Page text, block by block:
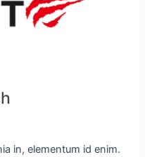
in, elementum id enim.